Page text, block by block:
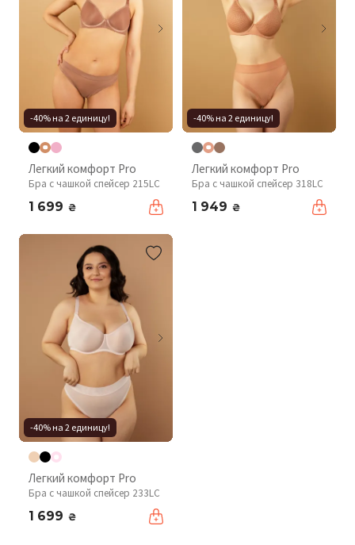
-40% на 2 единицу!
Легкий комфорт Pro
Бра с чашкой спейсер 215LC
1 699 ₴
-40% на 2 единицу!
Легкий комфорт Pro
Бра с чашкой спейсер 318LC
1 949 ₴
-40% на 2 единицу!
Легкий комфорт Pro
Бра с чашкой спейсер 233LC
1 699 ₴